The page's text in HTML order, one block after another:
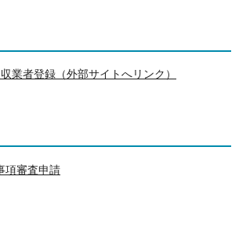
業者登録（外部サイトへリンク）
項審査申請